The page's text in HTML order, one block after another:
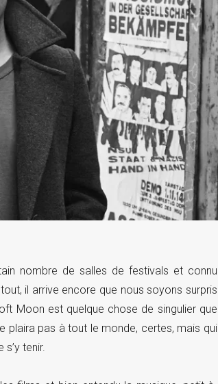
nombre de salles de festivals et connu
il arrive encore que nous soyons surpris
Moon est quelque chose de singulier que
plaira pas à tout le monde, certes, mais qui
tenir.